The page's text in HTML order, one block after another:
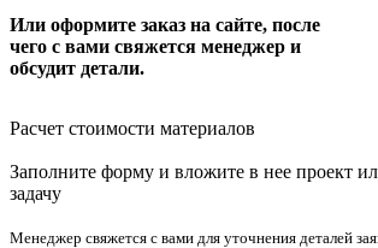
Или оформите заказ на сайте, после
чего с вами свяжется менеджер и
обсудит детали.
Расчет стоимости материалов
Заполните форму и вложите в нее проект
задачу
Менеджер свяжется с вами для уточнения деталей